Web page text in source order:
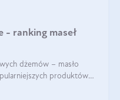
- ranking maseł
dżemów – masło
produktów